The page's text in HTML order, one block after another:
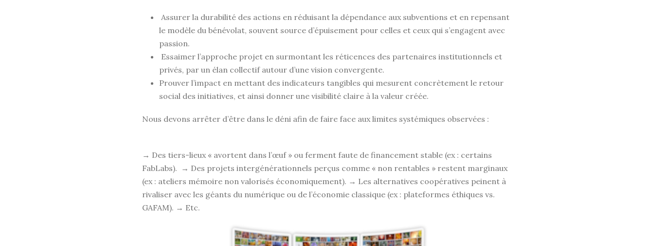
Assurer la durabilité des actions en réduisant la dépendance aux subventions et en repensant
le modèle du bénévolat, souvent source d’épuisement pour celles et ceux qui s’engagent avec
passion.
Essaimer l’approche projet en surmontant les réticences des partenaires institutionnels et
privés, par un élan collectif autour d’une vision convergente.
Prouver l’impact en mettant des indicateurs tangibles qui mesurent concrètement le retour
social des initiatives, et ainsi donner une visibilité claire à la valeur créée.
Nous devons arrêter d’être dans le déni afin de faire face aux limites systémiques observées :
→ Des tiers-lieux « avortent dans l’œuf » ou ferment faute de financement stable (ex : certains
FabLabs). → Des projets intergénérationnels perçus comme « non rentables » restent marginaux
(ex : ateliers mémoire non valorisés économiquement). → Les alternatives coopératives peinent à
rivaliser avec les géants du numérique ou de l’économie classique (ex : plateformes éthiques vs.
GAFAM). → Etc.